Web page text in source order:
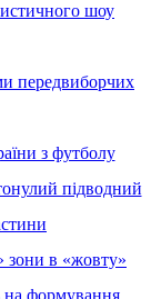
шоу
передвиборчих
з футболу
підводний
зони в «жовту»
на формування